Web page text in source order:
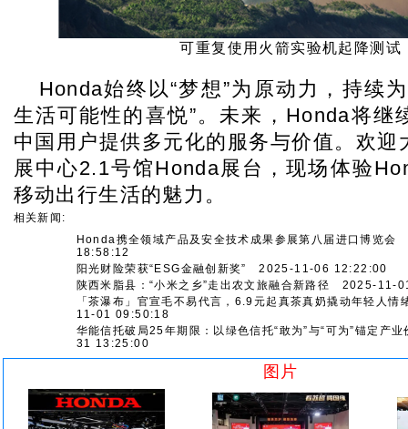
可重复使用火箭实验机起降测试
Honda始终以“梦想”为原动力，持续
生活可能性的喜悦”。未来，Honda将继
中国用户提供多元化的服务与价值。欢迎
展中心2.1号馆Honda展台，现场体验
移动出行生活的魅力。
相关新闻:
Honda携全领域产品及安全技术成果参展第八届进口博览会
18:58:12
阳光财险荣获“ESG金融创新奖”
2025-11-06 12:22:00
陕西米脂县：“小米之乡”走出农文旅融合新路径 2025-11-
「茶瀑布」官宣毛不易代言，6.9元起真茶真奶撬动年轻人情
11-01 09:50:18
华能信托破局25年期限：以绿色信托“敢为”与“可为”锚定产业
31 13:25:00
图片